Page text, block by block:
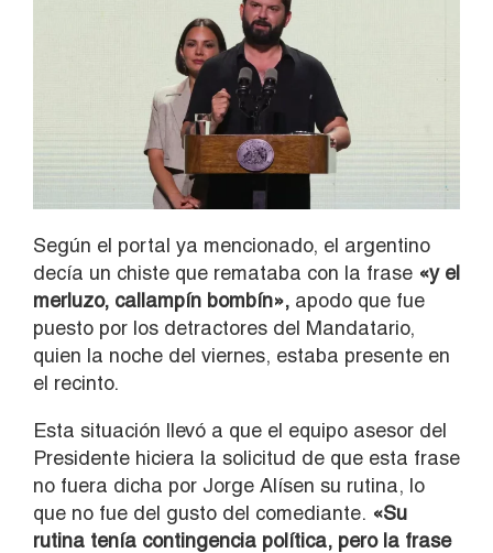
Según el portal ya mencionado, el argentino
decía un chiste que remataba con la frase «y el
merluzo, callampín bombín», apodo que fue
puesto por los detractores del Mandatario,
quien la noche del viernes, estaba presente en
el recinto.
Esta situación llevó a que el equipo asesor del
Presidente hiciera la solicitud de que esta frase
no fuera dicha por Jorge Alísen su rutina, lo
que no fue del gusto del comediante. «Su
rutina tenía contingencia política, pero la frase